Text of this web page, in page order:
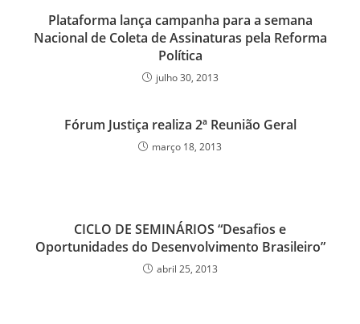
Plataforma lança campanha para a semana
Nacional de Coleta de Assinaturas pela Reforma
Política
julho 30, 2013
Fórum Justiça realiza 2ª Reunião Geral
março 18, 2013
CICLO DE SEMINÁRIOS “Desafios e
Oportunidades do Desenvolvimento Brasileiro”
abril 25, 2013